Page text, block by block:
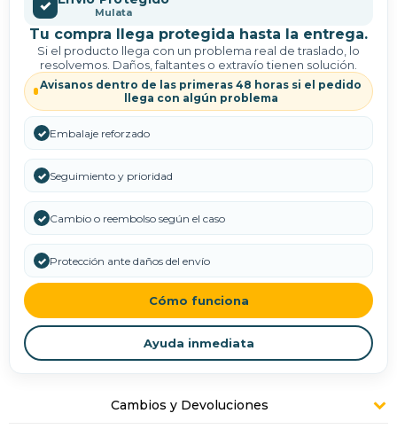
✓ Mulata
Tu compra llega protegida hasta la entrega.
Si el producto llega con un problema real de traslado, lo
resolvemos. Daños, faltantes o extravío tienen solución.
Avisanos dentro de las primeras 48 horas si el pedido
llega con algún problema
✓ Embalaje reforzado
✓ Seguimiento y prioridad
✓ Cambio o reembolso según el caso
✓ Protección ante daños del envío
Cómo funciona
Ayuda inmediata
Cambios y Devoluciones